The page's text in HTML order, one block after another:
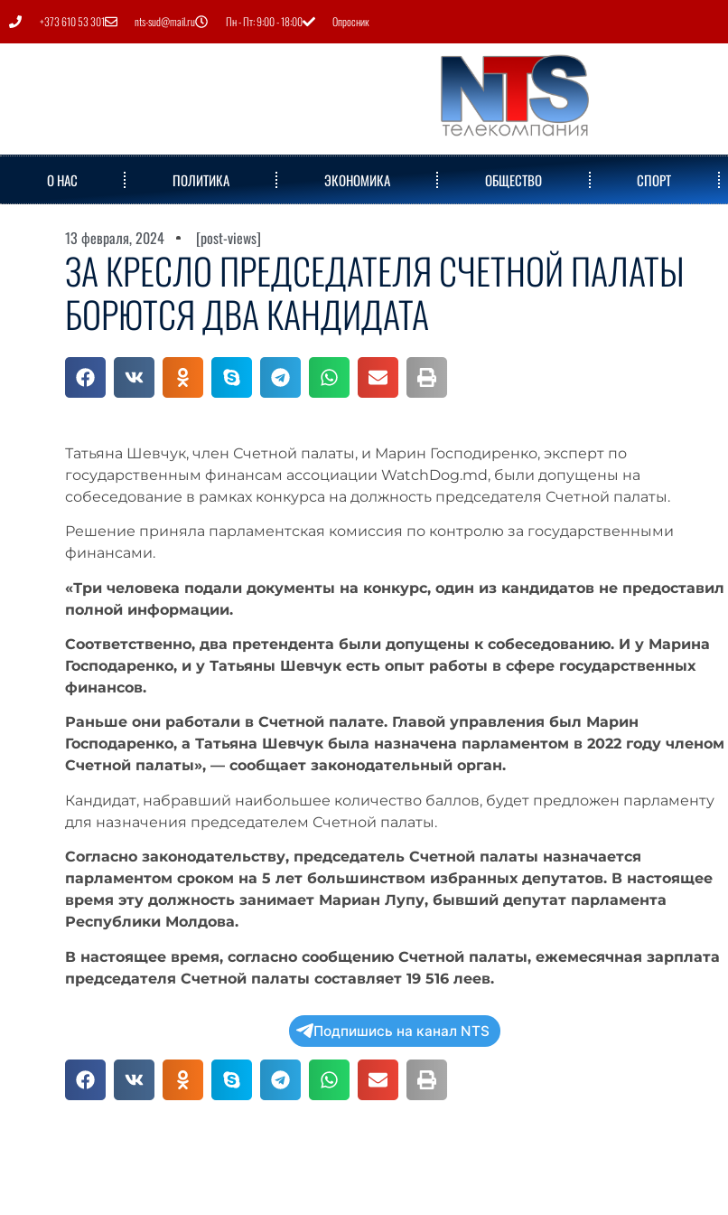
+373 610 53 301 nts-sud@mail.ru Пн - Пт: 9:00 - 18:00 Опросник
О НАС ПОЛИТИКА ЭКОНОМИКА ОБЩЕСТВО СПОРТ
13 февраля, 2024 [post-views]
ЗА КРЕСЛО ПРЕДСЕДАТЕЛЯ СЧЕТНОЙ ПАЛАТЫ
БОРЮТСЯ ДВА КАНДИДАТА
Татьяна Шевчук, член Счетной палаты, и Марин Господиренко, эксперт по
государственным финансам ассоциации WatchDog.md, были допущены на
собеседование в рамках конкурса на должность председателя Счетной палаты.
Решение приняла парламентская комиссия по контролю за государственными
финансами.
«Три человека подали документы на конкурс, один из кандидатов не предоставил
полной информации.
Соответственно, два претендента были допущены к собеседованию. И у Марина
Господаренко, и у Татьяны Шевчук есть опыт работы в сфере государственных
финансов.
Раньше они работали в Счетной палате. Главой управления был Марин
Господаренко, а Татьяна Шевчук была назначена парламентом в 2022 году членом
Счетной палаты», — сообщает законодательный орган.
Кандидат, набравший наибольшее количество баллов, будет предложен парламенту
для назначения председателем Счетной палаты.
Согласно законодательству, председатель Счетной палаты назначается
парламентом сроком на 5 лет большинством избранных депутатов. В настоящее
время эту должность занимает Мариан Лупу, бывший депутат парламента
Республики Молдова.
В настоящее время, согласно сообщению Счетной палаты, ежемесячная зарплата
председателя Счетной палаты составляет 19 516 леев.
Подпишись на канал NTS